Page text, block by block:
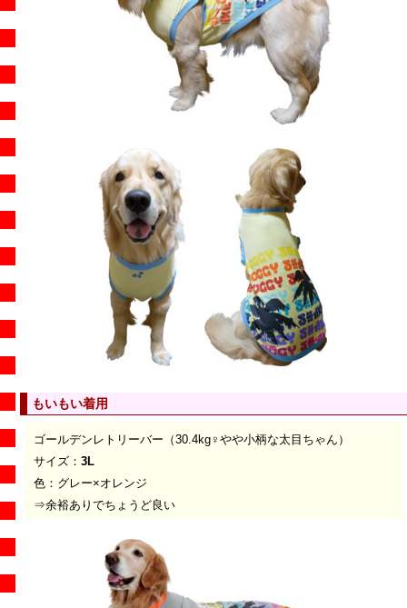
もいもい着用
ゴールデンレトリーバー（30.4kg♀やや小柄な太目ちゃん）
サイズ： 3L
色：グレー×オレンジ
⇒余裕ありでちょうど良い